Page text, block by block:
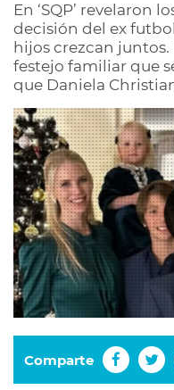
En ‘SQP’ revelaron
decisión del ex
hijos crezcan
festejo familiar que
que Daniela
Comparte